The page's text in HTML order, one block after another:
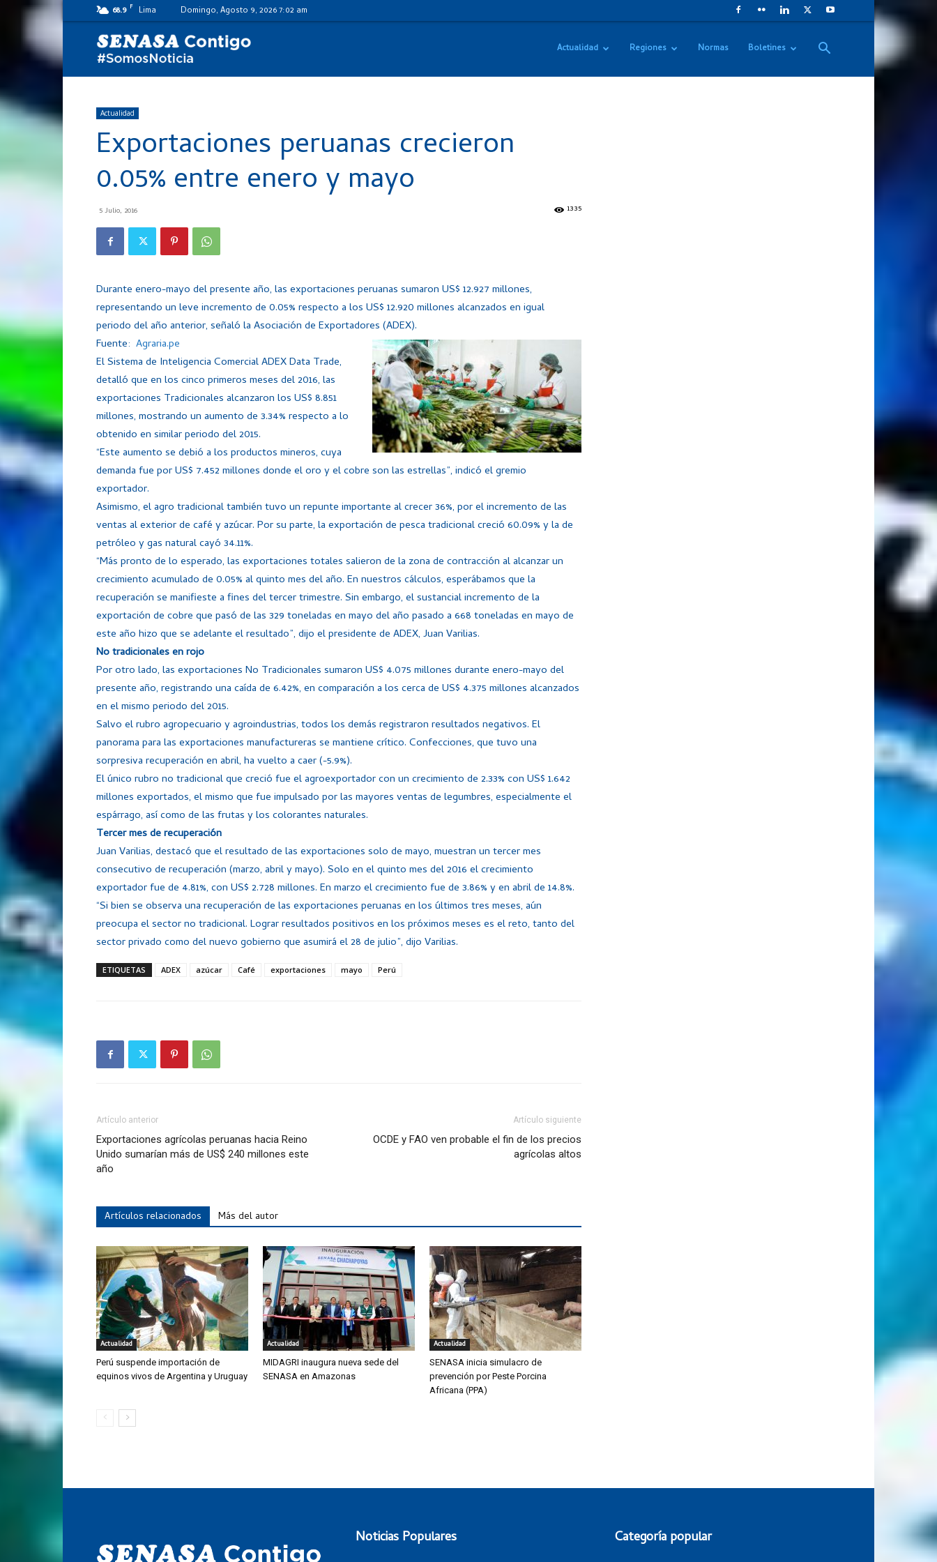
68.9 F Lima Domingo, Agosto 9, 2026 7:02 am
Actualidad Regiones Normas Boletines
Actualidad
Exportaciones peruanas crecieron
0.05% entre enero y mayo
5 Julio, 2016 1335
Durante enero-mayo del presente año, las exportaciones peruanas sumaron US$ 12.927 millones,
representando un leve incremento de 0.05% respecto a los US$ 12.920 millones alcanzados en igual
periodo del año anterior, señaló la Asociación de Exportadores (ADEX).
Fuente: Agraria.pe
El Sistema de Inteligencia Comercial ADEX Data Trade,
detalló que en los cinco primeros meses del 2016, las
exportaciones Tradicionales alcanzaron los US$ 8.851
millones, mostrando un aumento de 3.34% respecto a lo
obtenido en similar periodo del 2015.
“Este aumento se debió a los productos mineros, cuya
demanda fue por US$ 7.452 millones donde el oro y el cobre son las estrellas”, indicó el gremio
exportador.
Asimismo, el agro tradicional también tuvo un repunte importante al crecer 36%, por el incremento de las
ventas al exterior de café y azúcar. Por su parte, la exportación de pesca tradicional creció 60.09% y la de
petróleo y gas natural cayó 34.11%.
“Más pronto de lo esperado, las exportaciones totales salieron de la zona de contracción al alcanzar un
crecimiento acumulado de 0.05% al quinto mes del año. En nuestros cálculos, esperábamos que la
recuperación se manifieste a fines del tercer trimestre. Sin embargo, el sustancial incremento de la
exportación de cobre que pasó de las 329 toneladas en mayo del año pasado a 668 toneladas en mayo de
este año hizo que se adelante el resultado”, dijo el presidente de ADEX, Juan Varilias.
No tradicionales en rojo
Por otro lado, las exportaciones No Tradicionales sumaron US$ 4.075 millones durante enero-mayo del
presente año, registrando una caída de 6.42%, en comparación a los cerca de US$ 4.375 millones alcanzados
en el mismo periodo del 2015.
Salvo el rubro agropecuario y agroindustrias, todos los demás registraron resultados negativos. El
panorama para las exportaciones manufactureras se mantiene crítico. Confecciones, que tuvo una
sorpresiva recuperación en abril, ha vuelto a caer (-5.9%).
El único rubro no tradicional que creció fue el agroexportador con un crecimiento de 2.33% con US$ 1.642
millones exportados, el mismo que fue impulsado por las mayores ventas de legumbres, especialmente el
espárrago, así como de las frutas y los colorantes naturales.
Tercer mes de recuperación
Juan Varilias, destacó que el resultado de las exportaciones solo de mayo, muestran un tercer mes
consecutivo de recuperación (marzo, abril y mayo). Solo en el quinto mes del 2016 el crecimiento
exportador fue de 4.81%, con US$ 2.728 millones. En marzo el crecimiento fue de 3.86% y en abril de 14.8%.
“Si bien se observa una recuperación de las exportaciones peruanas en los últimos tres meses, aún
preocupa el sector no tradicional. Lograr resultados positivos en los próximos meses es el reto, tanto del
sector privado como del nuevo gobierno que asumirá el 28 de julio”, dijo Varilias.
ETIQUETAS ADEX azúcar Café exportaciones mayo Perú
Artículo anterior
Exportaciones agrícolas peruanas hacia Reino
Unido sumarían más de US$ 240 millones este
año
Artículo siguiente
OCDE y FAO ven probable el fin de los precios
agrícolas altos
Artículos relacionados Más del autor
Actualidad
Perú suspende importación de
equinos vivos de Argentina y Uruguay
Actualidad
MIDAGRI inaugura nueva sede del
SENASA en Amazonas
Actualidad
SENASA inicia simulacro de
prevención por Peste Porcina
Africana (PPA)
Noticias Populares Categoría popular